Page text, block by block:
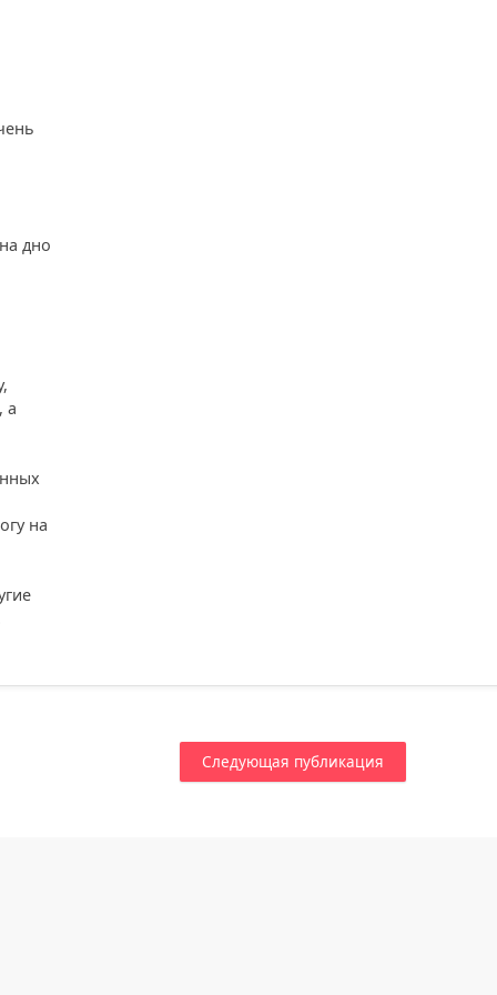
дно
а
на
Следующая публикация